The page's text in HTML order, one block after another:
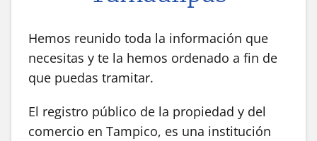
Hemos reunido toda la información que
necesitas y te la hemos ordenado a fin de
que puedas tramitar.
El registro público de la propiedad y del
comercio en Tampico, es una institución